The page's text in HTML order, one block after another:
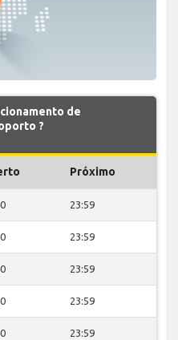
de
?
Próximo
23:59
23:59
23:59
23:59
23:59